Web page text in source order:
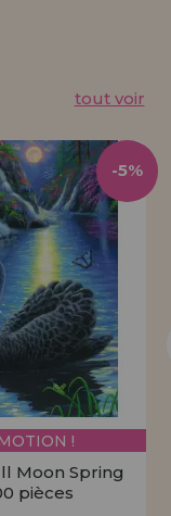
tout voir
!
Moon Spring
pièces
-5%